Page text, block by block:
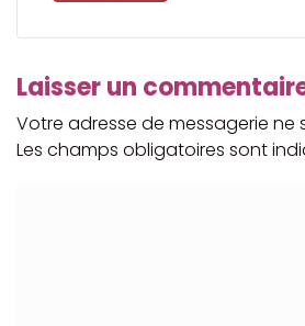
Laisser un
Votre adresse de messagerie ne
Les champs obligatoires sont